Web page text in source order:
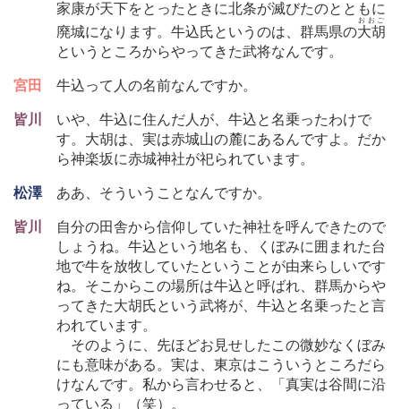
家康が天下をとったときに北条が滅びたのとともに
廃城になります。牛込氏というのは、群馬県の大胡
おおご
というところからやってきた武将なんです。
宮田 牛込って人の名前なんですか。
皆川 いや、牛込に住んだ人が、牛込と名乗ったわけで
す。大胡は、実は赤城山の麓にあるんですよ。だか
ら神楽坂に赤城神社が祀られています。
松澤 ああ、そういうことなんですか。
皆川
自分の田舎から信仰していた神社を呼んできたので
しょうね。牛込という地名も、くぼみに囲まれた台
地で牛を放牧していたということが由来らしいです
ね。そこからこの場所は牛込と呼ばれ、群馬からや
ってきた大胡氏という武将が、牛込と名乗ったと言
われています。
そのように、先ほどお見せしたこの微妙なくぼみ
にも意味がある。実は、東京はこういうところだら
けなんです。私から言わせると、「真実は谷間に沿
っている」（笑）。